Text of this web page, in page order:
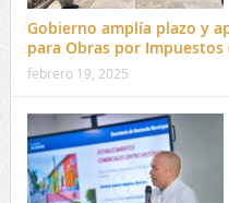
Gobierno amplía plazo y
para Obras por Impuestos
febrero 19, 2025